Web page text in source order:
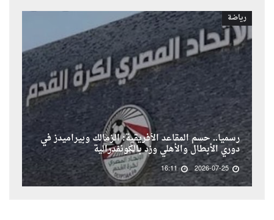
رياضة
رسمياً.. حسم المقاعد الأفريقية: الزمالك وبيراميدز في
دوري الأبطال والأهلي وزد بالكونفدرالية
2026-07-25
16:11